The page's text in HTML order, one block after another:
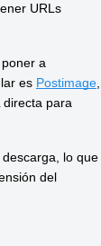
URLs
a
es Postimage,
directa para
lo que
del